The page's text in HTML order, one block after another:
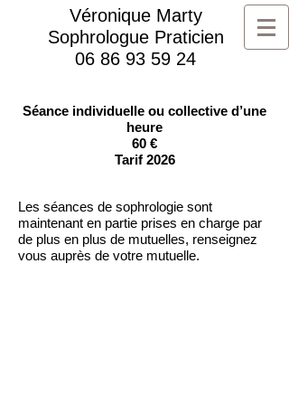
Véronique Marty
Sophrologue Praticien
06 86 93 59 24
Séance individuelle ou collective d’une
heure
​60 €
Tarif 2026
Les séances de sophrologie sont
maintenant en partie prises en charge par
de plus en plus de mutuelles, renseignez
vous auprès de votre mutuelle.